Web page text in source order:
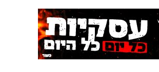
צעירים
צעיר" היא חוברת פעילות ולמידה לכל
ולהתבונן בפרטים הקטנים ובעיקר